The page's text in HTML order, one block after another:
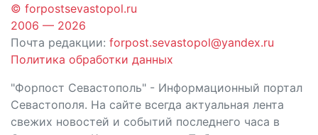
© forpostsevastopol.ru
2006 — 2026
Почта редакции: forpost.sevastopol@yandex.ru
Политика обработки данных
"Форпост Севастополь" - Информационный портал
Севастополя. На сайте всегда актуальная лента
свежих новостей и событий последнего часа в